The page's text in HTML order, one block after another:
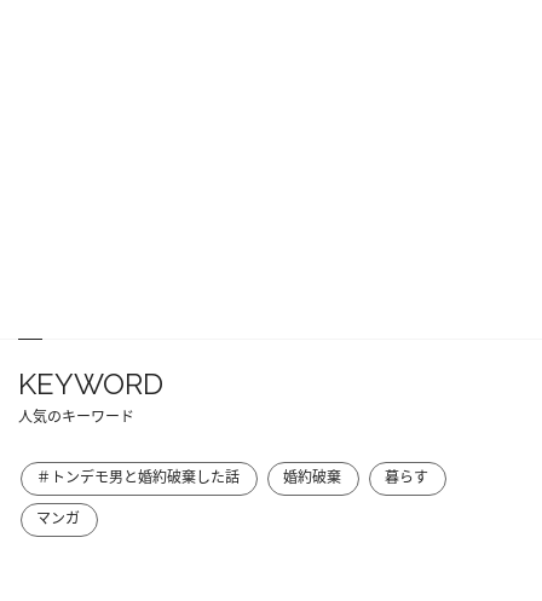
KEYWORD
人気のキーワード
＃トンデモ男と婚約破棄した話 婚約破棄
暮らす
マンガ